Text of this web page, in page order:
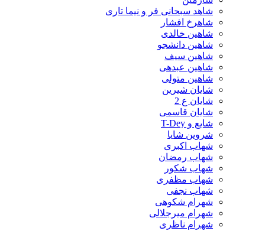
شاهد سبحانی فر و نیما تاری
شاهرخ افشار
شاهین خالدی
شاهین دانشجو
شاهین سیف
شاهین عبدهی
شاهین متولی
شایان شیرین
شایان ع 2
شایان قاسمی
شایع و T-Dey
شروین شایا
شهاب اکبری
شهاب رمضان
شهاب شکور
شهاب مظفری
شهاب نجفی
شهرام شکوهی
شهرام میرجلالی
شهرام ناظری